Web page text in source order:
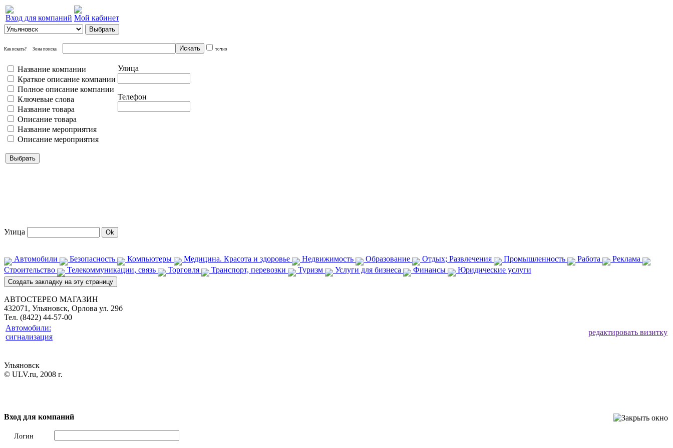
Вход для компаний Мой кабинет
Как искать? Зона поиска точно
Название компании
Краткое описание компании
Полное описание компании
Ключевые слова
Название товара
Описание товара
Название мероприятия
Описание мероприятия
Улица
Телефон
Улица
Автомобили Безопасность Компьютеры Медицина. Красота и здоровье Недвижимость Образование Отдых; Развлечения Промышленность Работа
Реклама
Строительство
Телекоммуникации, связь Торговля Транспорт, перевозки Туризм Услуги для бизнеса Финансы Юридические услуги
АВТОСТЕРЕО МАГАЗИН
432071, Ульяновск, Орлова ул. 29б
Тел. (8422) 44-57-00
Автомобили:
сигнализация
редактировать визитку
Ульяновск
© ULV.ru, 2008 г.
Вход для компаний
Логин